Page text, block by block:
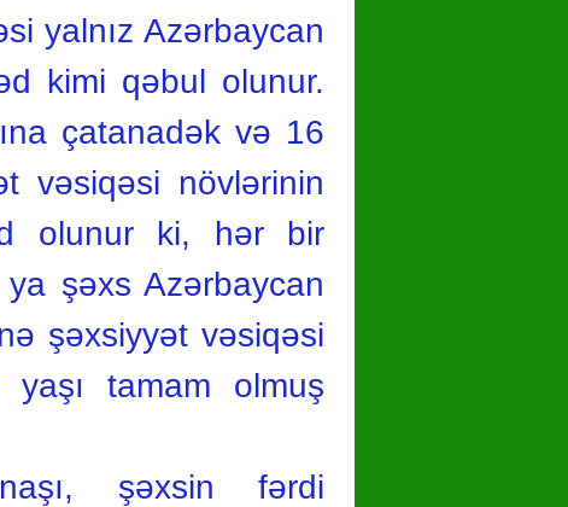
yalnız Azərbaycan
kimi qəbul olunur.
çatanadək və 16
vəsiqəsi növlərinin
olunur ki, hər bir
şəxs Azərbaycan
şəxsiyyət vəsiqəsi
tamam olmuş
şəxsin fərdi